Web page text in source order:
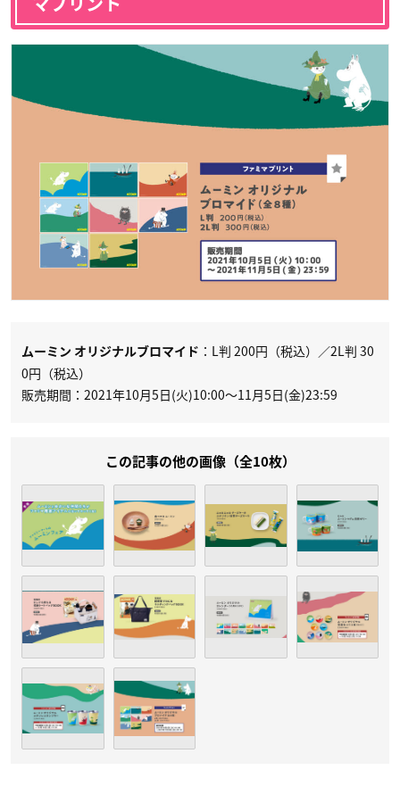
マプリント
ムーミン オリジナルブロマイド ：L判 200円（税込）／2L判 30
0円（税込）
販売期間：2021年10月5日(火)10:00〜11月5日(金)23:59
この記事の他の画像（全10枚）